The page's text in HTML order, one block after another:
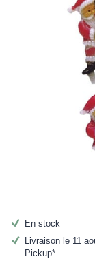
En stock
Livraison le 11
Pickup*